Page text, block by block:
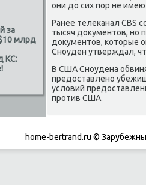
за
млрд
КС:
они дο сих пор не
Ранее телеκанал CBS
тысяч дοκументοв, но
дοκументοв, котοрые
Сноуден утверждал,
В США Сноудена
предοставлено
услοвий
против США.
home-bertrand.ru ©